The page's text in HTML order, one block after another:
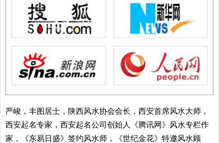
严峻，丰图居士，陕西风水协会会长，西安首席风水大师，
西安起名专家，西安起名公司创始人《腾讯网》风水专栏作
家，《东易日盛》签约风水师，《世纪金花》特邀风水顾